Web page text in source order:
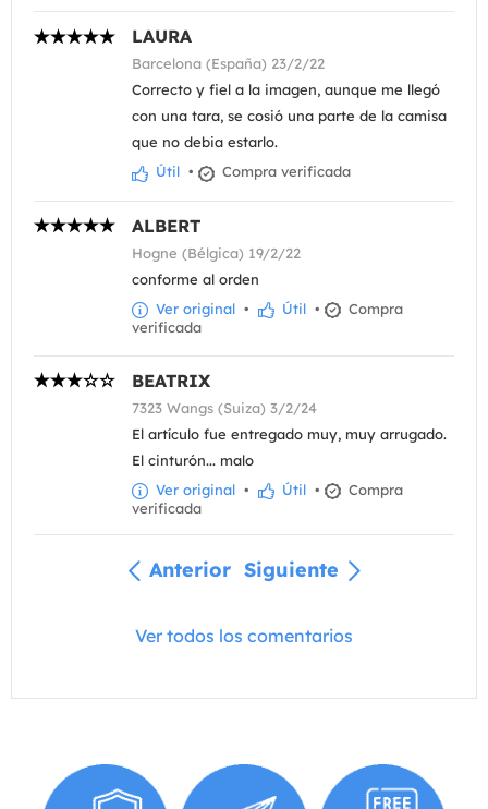
LAURA
Barcelona (España) 23/2/22
Correcto y fiel a la imagen, aunque me llegó
con una tara, se cosió una parte de la camisa
que no debia estarlo.
Útil • Compra verificada
ALBERT
Hogne (Bélgica) 19/2/22
conforme al orden
Ver original • Útil •
Compra
verificada
BEATRIX
7323 Wangs (Suiza) 3/2/24
El artículo fue entregado muy, muy arrugado.
El cinturón... malo
Ver original • Útil •
Compra
verificada
Anterior Siguiente
Ver todos los comentarios